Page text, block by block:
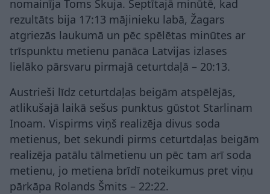
nomainīja Toms Skuja. Septītajā minūtē, kad
rezultāts bija 17:13 mājinieku labā, Žagars
atgriezās laukumā un pēc spēlētas minūtes ar
trīspunktu metienu panāca Latvijas izlases
lielāko pārsvaru pirmajā ceturtdaļā – 20:13.
Austrieši līdz ceturtdaļas beigām atspēlējās,
atlikušajā laikā sešus punktus gūstot Starlinam
Inoam. Vispirms viņš realizēja divus soda
metienus, bet sekundi pirms ceturtdaļas beigām
realizēja patālu tālmetienu un pēc tam arī soda
metienu, jo metiena brīdī noteikumus pret viņu
pārkāpa Rolands Šmits – 22:22.